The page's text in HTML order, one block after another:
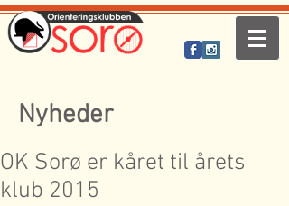
Nyheder
OK Sorø er kåret til årets
klub 2015